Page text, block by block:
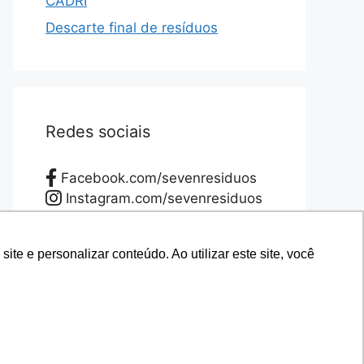
e personalizar conteúdo. Ao utilizar este site, você
e personalizar conteúdo. Ao utilizar este site, você
Descarte final de resíduos
Redes sociais
Facebook.com/sevenresiduos
Instagram.com/sevenresiduos
Twitter.com/sevenresiduos